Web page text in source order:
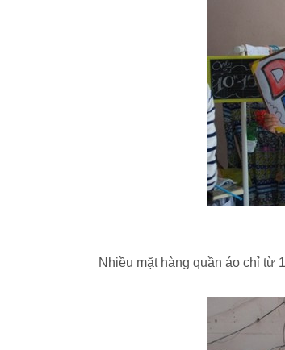
Nhiều mặt hàng quần áo chỉ từ